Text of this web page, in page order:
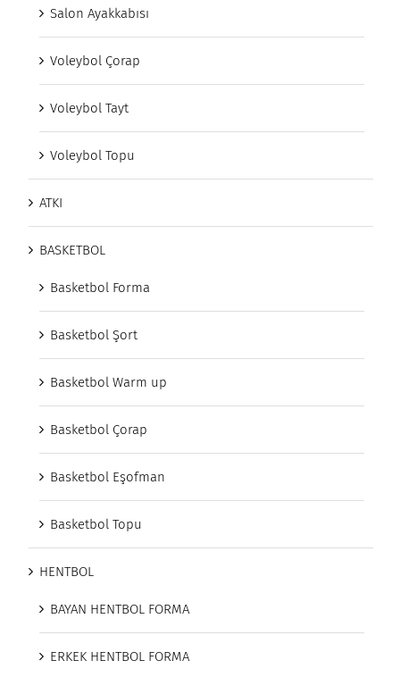
Salon Ayakkabısı
Voleybol Çorap
Voleybol Tayt
Voleybol Topu
ATKI
BASKETBOL
Basketbol Forma
Basketbol Şort
Basketbol Warm up
Basketbol Çorap
Basketbol Eşofman
Basketbol Topu
HENTBOL
BAYAN HENTBOL FORMA
ERKEK HENTBOL FORMA